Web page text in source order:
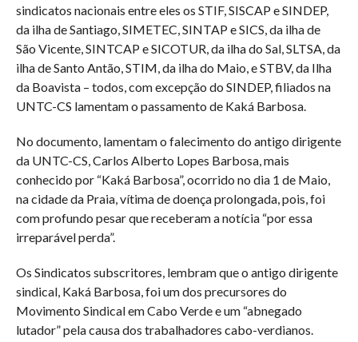
sindicatos nacionais entre eles os STIF, SISCAP e SINDEP,
da ilha de Santiago, SIMETEC, SINTAP e SICS, da ilha de
São Vicente, SINTCAP e SICOTUR, da ilha do Sal, SLTSA, da
ilha de Santo Antão, STIM, da ilha do Maio, e STBV, da Ilha
da Boavista – todos, com excepção do SINDEP, filiados na
UNTC-CS lamentam o passamento de Kaká Barbosa.
No documento, lamentam o falecimento do antigo dirigente
da UNTC-CS, Carlos Alberto Lopes Barbosa, mais
conhecido por “Kaká Barbosa”, ocorrido no dia 1 de Maio,
na cidade da Praia, vítima de doença prolongada, pois, foi
com profundo pesar que receberam a notícia “por essa
irreparável perda”.
Os Sindicatos subscritores, lembram que o antigo dirigente
sindical, Kaká Barbosa, foi um dos precursores do
Movimento Sindical em Cabo Verde e um “abnegado
lutador” pela causa dos trabalhadores cabo-verdianos.